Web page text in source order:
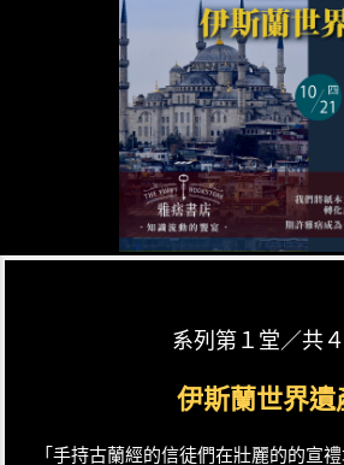
系列第１堂／共
伊斯蘭世界遺
「手持古蘭經的信徒們在壯麗的的宣